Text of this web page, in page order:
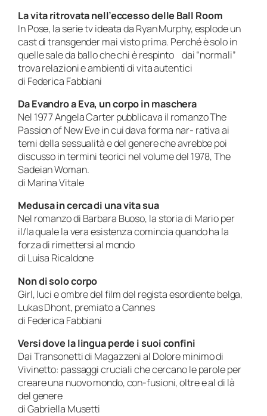
La vita ritrovata nell’eccesso delle Ball Room
In Pose, la serie tv ideata da Ryan Murphy, esplode un
cast di transgender mai visto prima. Perché è solo in
quelle sale da ballo che chi è respinto dai “normali”
trova relazioni e ambienti di vita autentici
di Federica Fabbiani
Da Evandro a Eva, un corpo in maschera
Nel 1977 Angela Carter pubblicava il romanzo The
Passion of New Eve in cui dava forma nar- rativa ai
temi della sessualità e del genere che avrebbe poi
discusso in termini teorici nel volume del 1978, The
Sadeian Woman.
di Marina Vitale
Medusa in cerca di una vita sua
Nel romanzo di Barbara Buoso, la storia di Mario per
il/la quale la vera esistenza comincia quando ha la
forza di rimettersi al mondo
di Luisa Ricaldone
Non di solo corpo
Girl, luci e ombre del film del regista esordiente belga,
Lukas Dhont, premiato a Cannes
di Federica Fabbiani
Versi dove la lingua perde i suoi confini
Dai Transonetti di Magazzeni al Dolore minimo di
Vivinetto: passaggi cruciali che cercano le parole per
creare una nuovo mondo, con-fusioni, oltre e al di là
del genere
di Gabriella Musetti